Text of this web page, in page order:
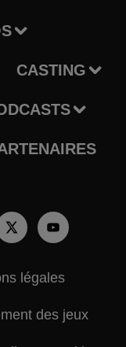
CASTING
légales
des jeux